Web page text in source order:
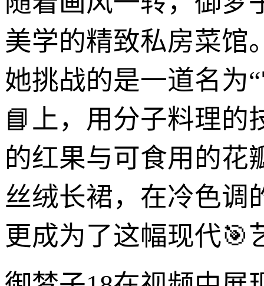
美学的精致私房菜馆
她挑战的是一道名为
📘上，用分子料理的
的红果与可食用的花
丝绒长裙，在冷色调
更成为了这幅现代🎯